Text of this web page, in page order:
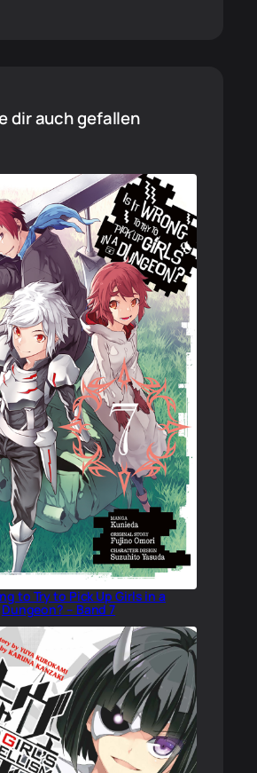
dir auch gefallen
to Try to Pick Up Girls in a
Dungeon? – Band 7